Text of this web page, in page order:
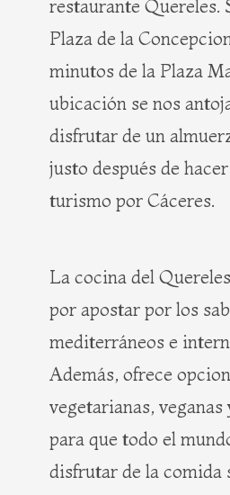
restaurante Quereles.
Plaza de la
minutos de la Plaza
ubicación se nos
disfrutar de un
justo después de
turismo por Cáceres.
La cocina del
por apostar por los
mediterráneos e
Además, ofrece
vegetarianas,
para que todo el
disfrutar de la comida